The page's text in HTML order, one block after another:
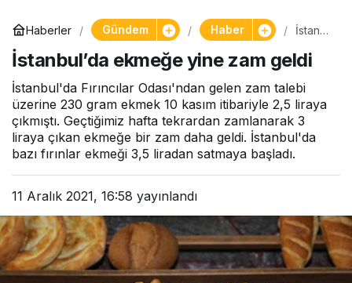
Haberler Gündem Haber
İstanb
ekmeğ
e yine
zam
geldi
İstanbul’da ekmeğe yine zam geldi
İstanbul'da Fırıncılar Odası'ndan gelen zam talebi
üzerine 230 gram ekmek 10 kasım itibariyle 2,5 liraya
çıkmıştı. Geçtiğimiz hafta tekrardan zamlanarak 3
liraya çıkan ekmeğe bir zam daha geldi. İstanbul'da
bazı fırınlar ekmeği 3,5 liradan satmaya başladı.
11 Aralık 2021, 16:58 yayınlandı